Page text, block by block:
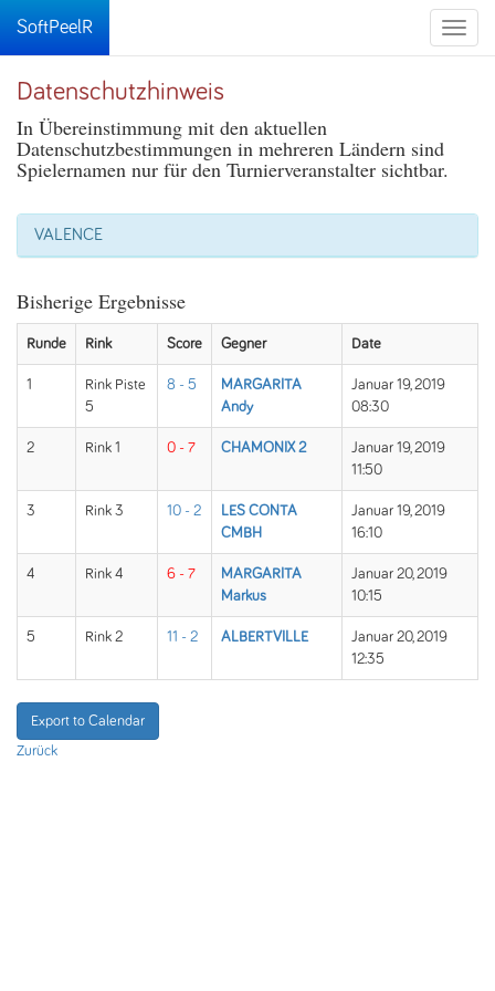
Toggle
SoftPeelR
Datenschutzhinweis
In Übereinstimmung mit den aktuellen
Datenschutzbestimmungen in mehreren Ländern sind
Spielernamen nur für den Turnierveranstalter sichtbar.
VALENCE
Bisherige Ergebnisse
Runde Rink Score Gegner Date
1
Rink Piste
5
8 - 5
MARGARITA
Andy
Januar 19, 2019
08:30
2 Rink 1 0 - 7 CHAMONIX 2
Januar 19, 2019
11:50
3 Rink 3 10 - 2
LES CONTA
CMBH
Januar 19, 2019
16:10
4 Rink 4 6 - 7
MARGARITA
Markus
Januar 20, 2019
10:15
5 Rink 2 11 - 2 ALBERTVILLE
Januar 20, 2019
12:35
Export to Calendar
Zurück